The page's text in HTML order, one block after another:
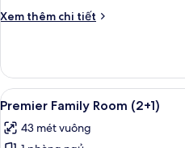
Cathedral
Xem thêm chi tiết
Chi
Red
Level
Supreme
and
Xem
tất
cả
3
Premier Family Room (2+1)
43 mét vuông